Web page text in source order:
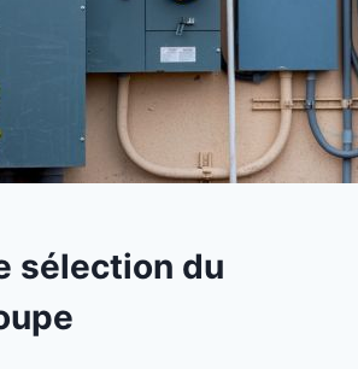
sélection du